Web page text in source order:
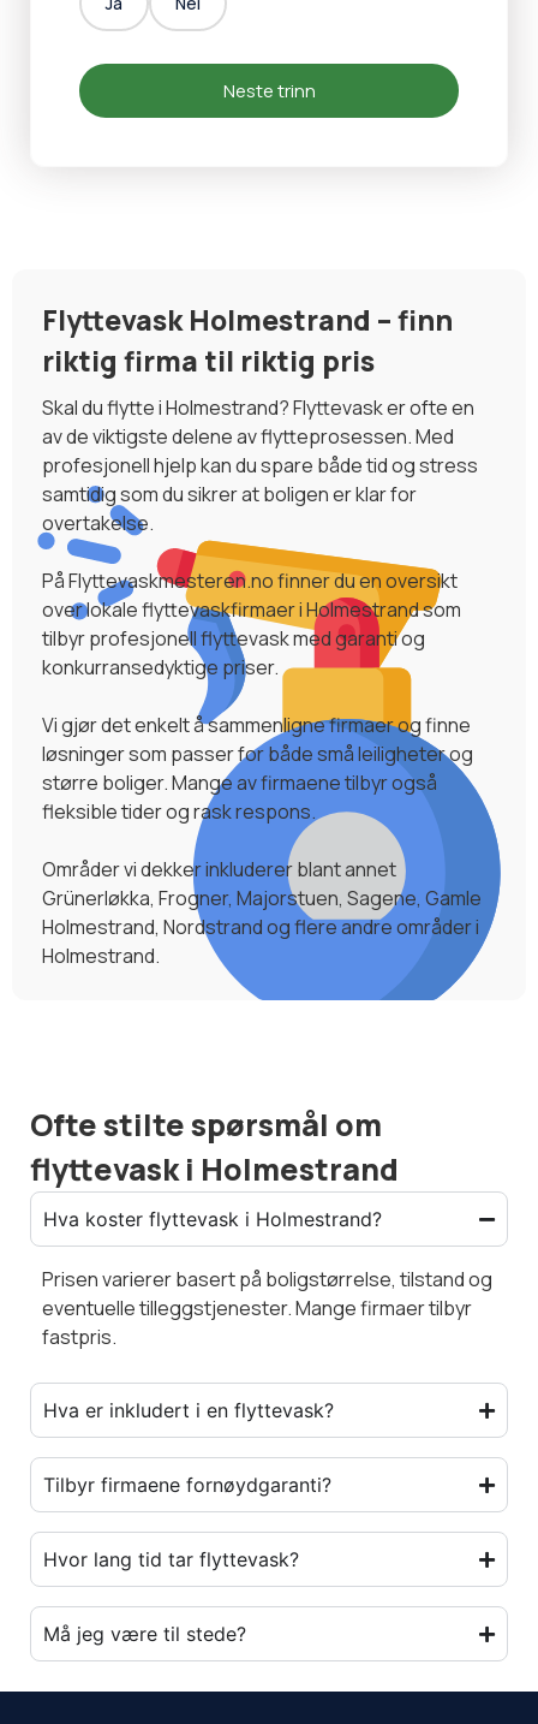
Neste trinn
Flyttevask Holmestrand – finn
riktig firma til riktig pris
Skal du flytte i Holmestrand? Flyttevask er ofte en
av de viktigste delene av flytteprosessen. Med
profesjonell hjelp kan du spare både tid og stress
samtidig som du sikrer at boligen er klar for
overtakelse.
På Flyttevaskmesteren.no finner du en oversikt
over lokale flyttevaskfirmaer i Holmestrand som
tilbyr profesjonell flyttevask med garanti og
konkurransedyktige priser.
Vi gjør det enkelt å sammenligne firmaer og finne
løsninger som passer for både små leiligheter og
større boliger. Mange av firmaene tilbyr også
fleksible tider og rask respons.
Områder vi dekker inkluderer blant annet
Grünerløkka, Frogner, Majorstuen, Sagene, Gamle
Holmestrand, Nordstrand og flere andre områder i
Holmestrand.
Ofte stilte spørsmål om
flyttevask i Holmestrand
Hva koster flyttevask i Holmestrand?
Prisen varierer basert på boligstørrelse, tilstand og
eventuelle tilleggstjenester. Mange firmaer tilbyr
fastpris.
Hva er inkludert i en flyttevask?
Tilbyr firmaene fornøydgaranti?
Hvor lang tid tar flyttevask?
Må jeg være til stede?